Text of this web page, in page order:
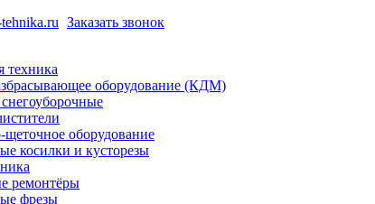
Заказать звонок
техника
оборудование (КДМ)
оборудование
косилки и кусторезы
ремонтёры
фрезы